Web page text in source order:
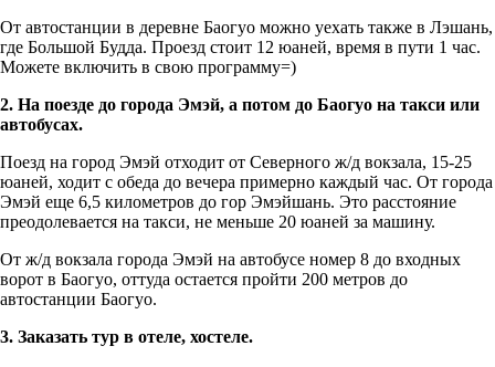
От автостанции в деревне Баогуо можно уехать также в Лэшань,
где Большой Будда. Проезд стоит 12 юаней, время в пути 1 час.
Можете включить в свою программу=)
2. На поезде до города Эмэй, а потом до Баогуо на такси или
автобусах.
Поезд на город Эмэй отходит от Северного ж/д вокзала, 15-25
юаней, ходит с обеда до вечера примерно каждый час. От города
Эмэй еще 6,5 километров до гор Эмэйшань. Это расстояние
преодолевается на такси, не меньше 20 юаней за машину.
От ж/д вокзала города Эмэй на автобусе номер 8 до входных
ворот в Баогуо, оттуда остается пройти 200 метров до
автостанции Баогуо.
3. Заказать тур в отеле, хостеле.